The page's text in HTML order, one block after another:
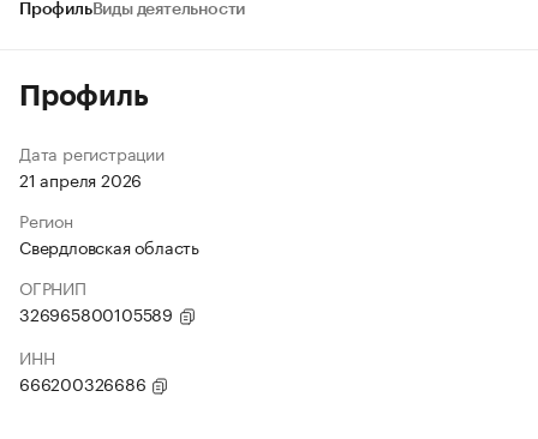
ПрофильВиды деятельности
Профиль
Дата регистрации
21 апреля 2026
Регион
Свердловская область
ОГРНИП
326965800105589
ИНН
666200326686